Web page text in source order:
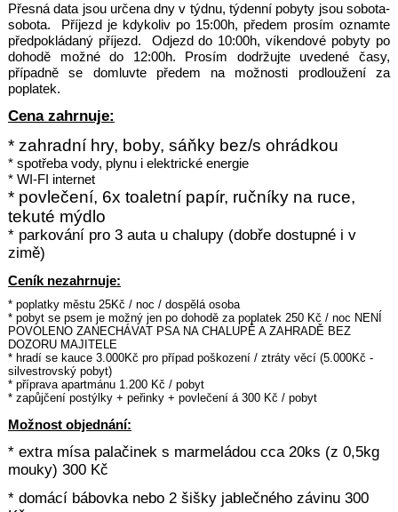
Přesná data jsou určena dny v týdnu, týdenní pobyty jsou sobota-
sobota. Příjezd je kdykoliv po 15:00h, předem prosím oznamte
předpokládaný příjezd. Odjezd do 10:00h, víkendové pobyty po
dohodě možné do 12:00h. Prosím dodržujte uvedené časy,
případně se domluvte předem na možnosti prodloužení za
poplatek.
Cena zahrnuje:
* zahradní hry, boby, sáňky bez/s ohrádkou
* spotřeba vody, plynu i elektrické energie
* WI-FI internet
* povlečení, 6x toaletní papír, ručníky na ruce,
tekuté mýdlo
* parkování pro 3 auta u chalupy (dobře dostupné i v
zimě)
Ceník nezahrnuje:
* poplatky městu 25Kč / noc / dospělá osoba
* pobyt se psem je možný jen po dohodě za poplatek 250 Kč / noc NENÍ
POVOLENO ZANECHÁVAT PSA NA CHALUPĚ A ZAHRADĚ BEZ
DOZORU MAJITELE
* hradí se kauce 3.000Kč pro případ poškození / ztráty věcí (5.000Kč -
silvestrovský pobyt)
* příprava apartmánu 1.200 Kč / pobyt
* zapůjčení postýlky + peřinky + povlečení á 300 Kč / pobyt
Možnost objednání:
* extra mísa palačinek s marmeládou cca 20ks (z 0,5kg
mouky) 300 Kč
* domácí bábovka nebo 2 šišky jablečného závinu 300